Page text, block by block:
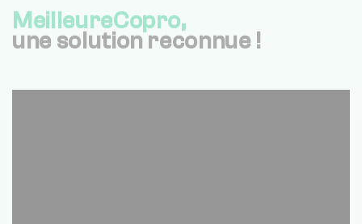
MeilleureCopro,
une solution reconnue !